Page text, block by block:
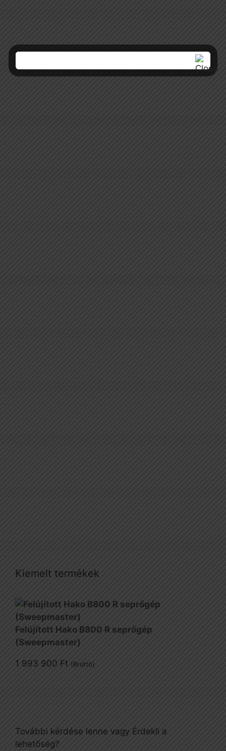
Kiemelt termékek
Felújított Hako B800 R seprőgép
(Sweepmaster)
1 993 900 Ft (Bruttó)
További kérdése lenne vagy Érdekli a
lehetőség?